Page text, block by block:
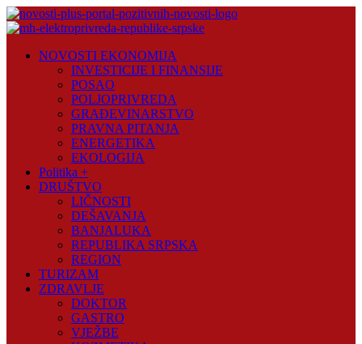
Skip
to
Plus
NOVOSTI EKONOMIJA
INVESTICIJE I FINANSIJE
POSAO
POLJOPRIVREDA
GRAĐEVINARSTVO
PRAVNA PITANJA
ENERGETIKA
EKOLOGIJA
Politika +
DRUŠTVO
LIČNOSTI
DEŠAVANJA
BANJALUKA
REPUBLIKA SRPSKA
REGION
TURIZAM
ZDRAVLJE
DOKTOR
GASTRO
VJEŽBE